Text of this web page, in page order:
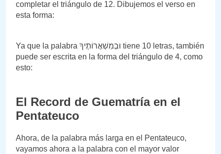
completar el triángulo de 12. Dibujemos el verso en
esta forma:
Ya que la palabra וּבְמִשְׁאֲרוֹתֶיךָ tiene 10 letras, también
puede ser escrita en la forma del triángulo de 4, como
esto:
El Record de Guematría en el
Pentateuco
Ahora, de la palabra más larga en el Pentateuco,
vayamos ahora a la palabra con el mayor valor